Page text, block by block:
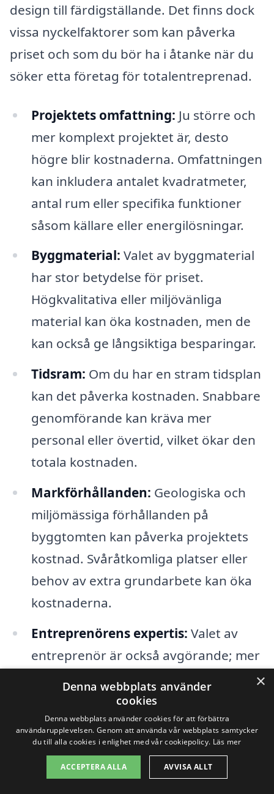
design till färdigställande. Det finns dock
vissa nyckelfaktorer som kan påverka
priset och som du bör ha i åtanke när du
söker etta företag för totalentreprenad.
Projektets omfattning: Ju större och
mer komplext projektet är, desto
högre blir kostnaderna. Omfattningen
kan inkludera antalet kvadratmeter,
antal rum eller specifika funktioner
såsom källare eller energilösningar.
Byggmaterial: Valet av byggmaterial
har stor betydelse för priset.
Högkvalitativa eller miljövänliga
material kan öka kostnaden, men de
kan också ge långsiktiga besparingar.
Tidsram: Om du har en stram tidsplan
kan det påverka kostnaden. Snabbare
genomförande kan kräva mer
personal eller övertid, vilket ökar den
totala kostnaden.
Markförhållanden: Geologiska och
miljömässiga förhållanden på
byggtomten kan påverka projektets
kostnad. Svåråtkomliga platser eller
behov av extra grundarbete kan öka
kostnaderna.
Entreprenörens expertis: Valet av
entreprenör är också avgörande; mer
erfarna företag kan ta ut högre priser,
men de kan också erbjuda bättre
kvalitet och service.
För att få en tydlig och rättvisande offert
för totalentreprenad i Finnerödja är det
×
Denna webbplats använder
cookies
Denna webbplats använder cookies för att förbättra
användarupplevelsen. Genom att använda vår webbplats samtycker
du till alla cookies i enlighet med vår cookiepolicy. Läs mer
ACCEPTERA ALLA AVVISA ALLT